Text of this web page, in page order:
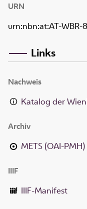
URN
urn:nbn:at:AT-WBR-
Links
Nachweis
Katalog der
Archiv
METS (OAI-PMH)
IIIF
IIIF-Manifest